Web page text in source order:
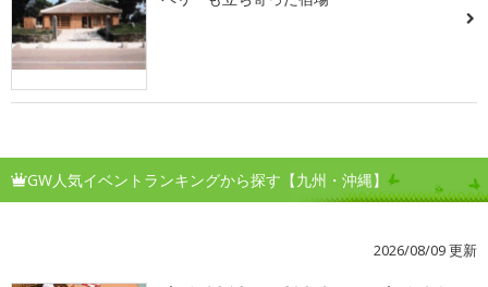
GW人気イベントランキングから探す【九州・沖縄】
2026/08/09 更新